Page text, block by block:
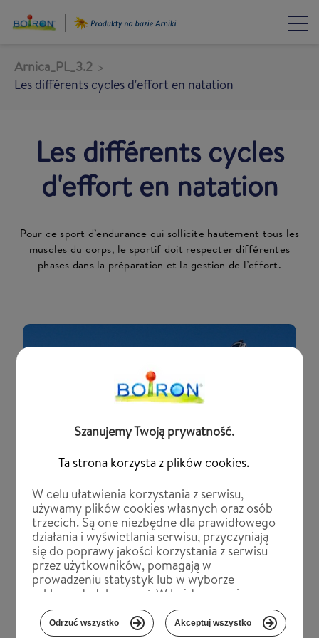
do
Arnica_PL_3.2
Les différents cycles d'effort en natation
Les différents cycles
d'effort en natation
Pour ce sport d’endurance qui sollicite hautement tous les
muscles du corps, le sportif doit respecter différentes
phases dans la préparation et la gestion de l’effort.
Fiche pratique VTT
Sprawdź
Szanujemy Twoją prywatność.
Ta strona korzysta z plików cookies.
W celu ułatwienia korzystania z serwisu,
używamy plików cookies własnych oraz osób
trzecich. Są one niezbędne dla prawidłowego
działania i wyświetlania serwisu, przyczyniają
się do poprawy jakości korzystania z serwisu
przez użytkowników, pomagają w
prowadzeniu statystyk lub w wyborze
reklamy dedykowanej. W każdym czasie
możesz dokonać zmiany tych ustawień. Jeśli
nie blokujesz tych plików, to zgadzasz się na
Odrzuć wszystko Akceptuj wszystko